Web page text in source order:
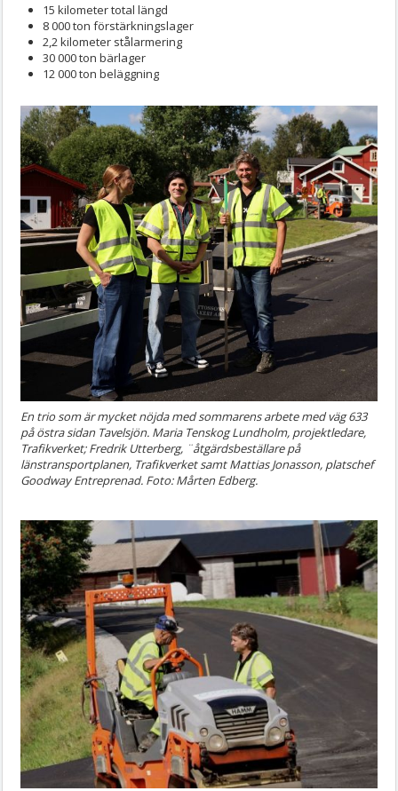
15 kilometer total längd
8 000 ton förstärkningslager
2,2 kilometer stålarmering
30 000 ton bärlager
12 000 ton beläggning
En trio som är mycket nöjda med sommarens arbete med väg 633
på östra sidan Tavelsjön. Maria Tenskog Lundholm, projektledare,
Trafikverket; Fredrik Utterberg, ¨åtgärdsbeställare på
länstransportplanen, Trafikverket samt Mattias Jonasson, platschef
Goodway Entreprenad. Foto: Mårten Edberg.